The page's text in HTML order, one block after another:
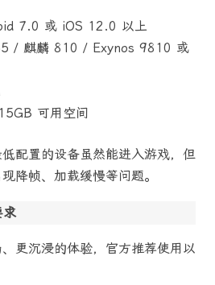
7.0 或 iOS 12.0 以上
/ 麒麟 810 / Exynos 9810 或
可用空间
配置的设备虽然能进入游戏，但
降帧、加载缓慢等问题。
求
更沉浸的体验，官方推荐使用以